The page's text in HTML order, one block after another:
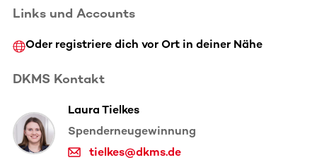
Links und Accounts
Oder registriere dich vor Ort in deiner Nähe
DKMS Kontakt
Laura Tielkes
Spenderneugewinnung
tielkes@dkms.de